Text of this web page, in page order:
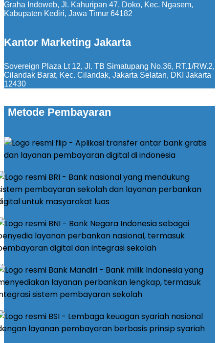
Graha Indoweb, Jl. Kahuripan 47, Doko, Kec. Ngasem,
Kabupaten Kediri, Jawa Timur 64182
Kantor Marketing Jakarta
Sovereign Plaza Lt 12, Jl. TB Simatupang No.36, RT.1/RW.2,
Cilandak Barat, Kec. Cilandak, Jakarta Selatan, DKI Jakarta
12430
Metode Pembayaran